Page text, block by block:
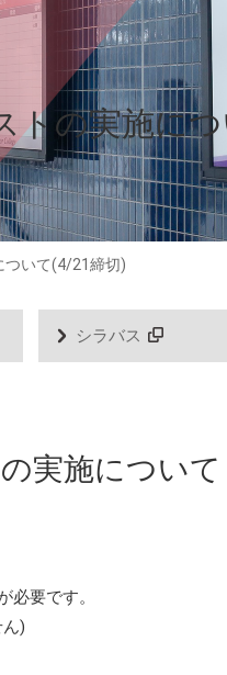
の実施に
ついて(4/21締切)
シラバス
実施について
必要です。
)